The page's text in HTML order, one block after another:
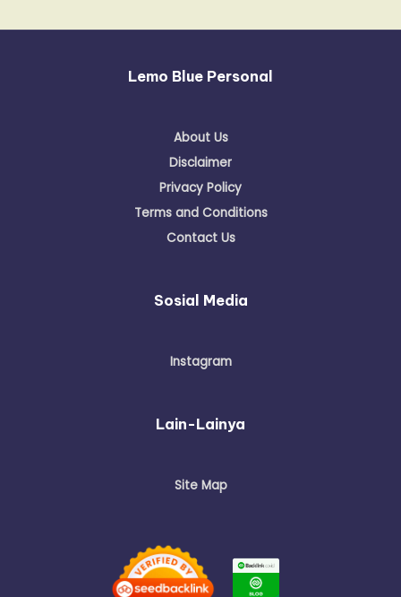
Lemo Blue Personal
About Us
Disclaimer
Privacy Policy
Terms and Conditions
Contact Us
Sosial Media
Instagram
Lain-Lainya
Site Map